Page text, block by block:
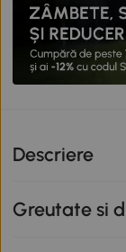
Descriere
Greutate si